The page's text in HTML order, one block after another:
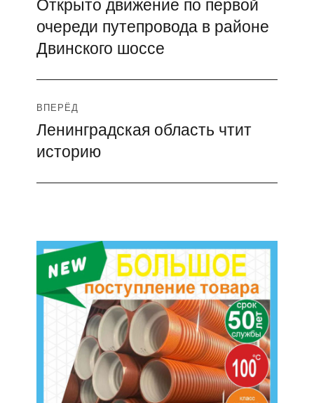
по
записям
Предыдущая
запись:
очереди путепровода в районе
Двинского шоссе
ВПЕРЁД
Следующая
запись:
Ленинградская область чтит
историю